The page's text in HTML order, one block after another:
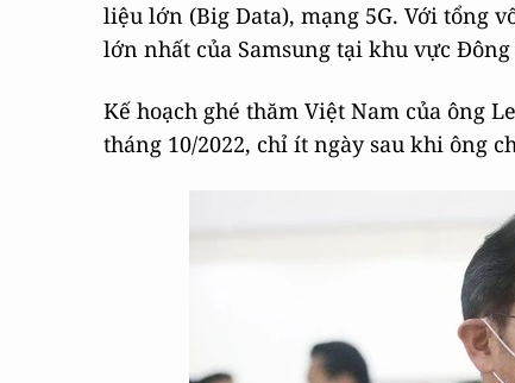
liệu lớn (Big Data), mạng 5G. Với tổng
lớn nhất của Samsung tại khu vực Đông
Kế hoạch ghé thăm Việt Nam của ông
tháng 10/2022, chỉ ít ngày sau khi ông